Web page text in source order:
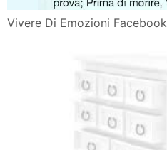
Vivere Di Emozioni Facebook